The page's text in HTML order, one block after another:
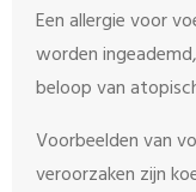
Een allergie voor
worden
beloop van
Voorbeelden van
veroorzaken zijn